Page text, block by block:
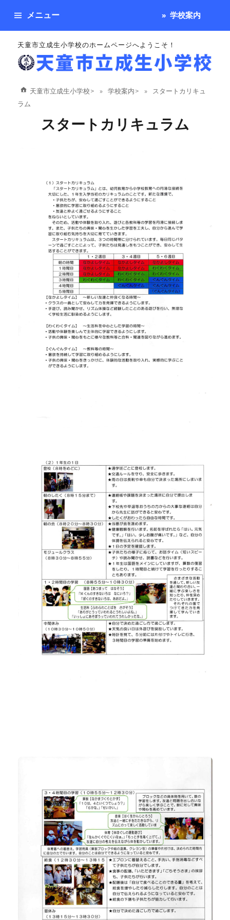
天童市立成生小学校のホームページへようこそ！
メニュー 学校案内
天童市立成生小学校 > 学校案内 >
スタートカリキュ
ラム
スタートカリキュラム